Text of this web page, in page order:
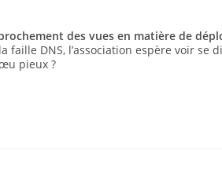
des vues en matière de
faille DNS, l’association espère voir se
pieux ?